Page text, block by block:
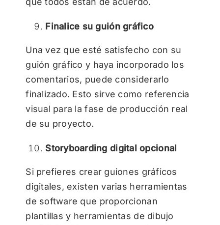
Finalice su guión gráfico
Una vez que esté satisfecho con su
guión gráfico y haya incorporado los
comentarios, puede considerarlo
finalizado. Esto sirve como referencia
visual para la fase de producción real
de su proyecto.
Storyboarding digital opcional
Si prefieres crear guiones gráficos
digitales, existen varias herramientas
de software que proporcionan
plantillas y herramientas de dibujo